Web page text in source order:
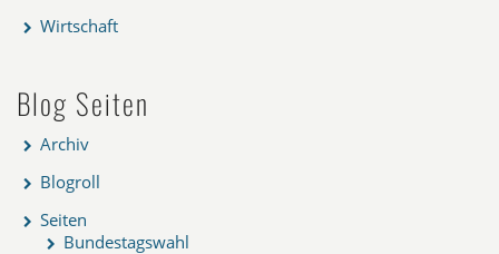
Wirtschaft
Blog Seiten
Archiv
Blogroll
Seiten
Bundestagswahl